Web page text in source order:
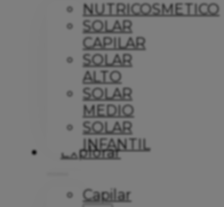
NUTRICOSMETICO
SOLAR
CAPILAR
SOLAR
ALTO
SOLAR
MEDIO
SOLAR
INFANTIL
Explorar
Capilar